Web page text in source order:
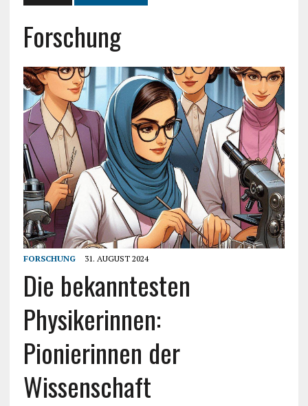
Forschung
FORSCHUNG 31. AUGUST 2024
Die bekanntesten
Physikerinnen:
Pionierinnen der
Wissenschaft